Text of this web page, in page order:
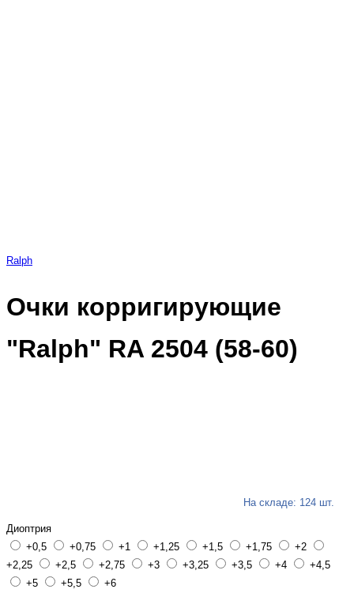
Ralph
Очки корригирующие
"Ralph" RA 2504 (58-60)
На складе: 124 шт.
Диоптрия
+0,5
+0,75 +1 +1,25 +1,5 +1,75
+2
+2,25
+2,5 +2,75 +3 +3,25 +3,5 +4
+4,5
+5
+5,5 +6